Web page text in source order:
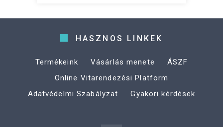
HASZNOS LINKEK
Termékeink Vásárlás menete
ÁSZF
Online Vitarendezési Platform
Adatvédelmi Szabályzat
Gyakori kérdések